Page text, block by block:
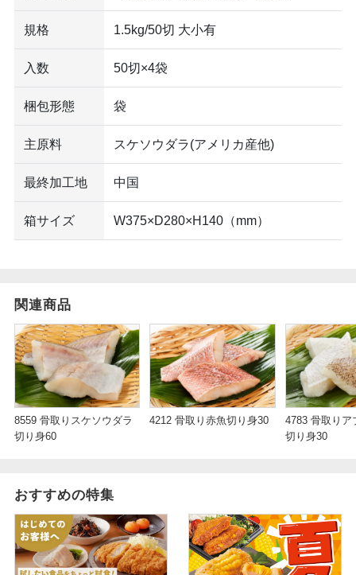
規格 1.5kg/50切 大小有
入数 50切×4袋
梱包形態 袋
主原料 スケソウダラ(アメリカ産他)
最終加工地 中国
箱サイズ W375×D280×H140（mm）
関連商品
8559 骨取りスケソウダラ
切り身60
4212 骨取り赤魚切り身30
4783 骨取りア
切り身30
おすすめの特集